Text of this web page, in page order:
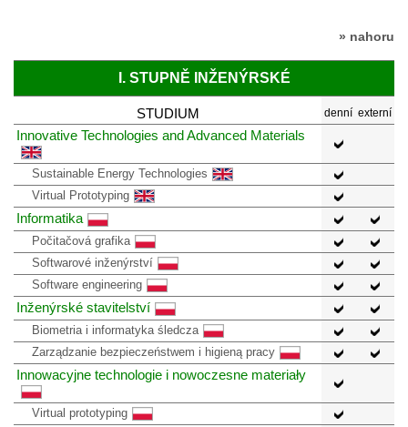
» nahoru
I. STUPNĚ INŽENÝRSKÉ
STUDIUM denní externí
Innovative Technologies and Advanced Materials
Sustainable Energy Technologies
Virtual Prototyping
Informatika
Počitačová grafika
Softwarové inženýrství
Software engineering
Inženýrské stavitelství
Biometria i informatyka śledcza
Zarządzanie bezpieczeństwem i higieną pracy
Innowacyjne technologie i nowoczesne materiały
Virtual prototyping